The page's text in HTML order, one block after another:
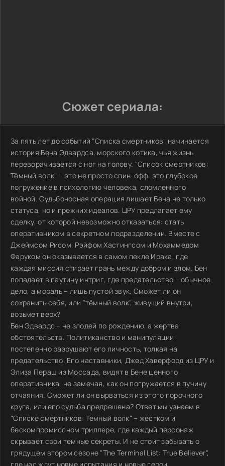
Сюжет сериала:
За пять лет до событий "Списка смертников" начинается
история Бена Эдвардса, морского котика, чья жизнь
переворачивается с ног на голову. "Список смертников:
Тёмный волк" – это не просто спин-офф, это глубокое
погружение в психологию человека, сломленного
войной. Судьбоносная операция лишает Бена не только
статуса, но и прежних идеалов. ЦРУ предлагает ему
сделку, от которой невозможно отказаться: стать
оперативником в секретном подразделении. Вместе с
Джеймсом Рисом, Рэйфом Хастингсом и Мохаммедом
Фаруком он оказывается в самом пекле Ирака, где
каждая миссия стирает грань между добром и злом. Бен
попадает в паутину интриг, где предательство – обычное
дело, а мораль – лишь пустой звук. Сможет ли он
сохранить себя, или "тёмный волк", живущий внутри,
возьмет верх?
Бен Эдвардс – не злодей по рождению, а жертва
обстоятельств. Политиканство и манипуляции
постепенно разрушают его личность, толкая на
предательство. Его наставники, Джед Хаверфорд из ЦРУ и
Элиза Пераш из Моссада, видят в Бене ценного
оперативника, не замечая, как он погружается в пучину
отчаяния. Сможет ли он вырваться из этого порочного
круга, или его судьба предрешена? Ответ мы узнаем в
"Списке смертников: Тёмный волк" – жестком и
бескомпромиссном триллере, где каждый персонаж
скрывает свои темные секреты. И не стоит забывать о
грядущем втором сезоне "The Terminal List: True Believer",